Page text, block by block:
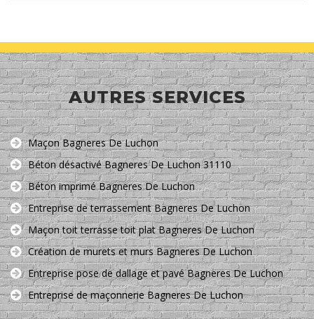
AUTRES SERVICES
Maçon Bagneres De Luchon
Béton désactivé Bagneres De Luchon 31110
Béton imprimé Bagneres De Luchon
Entreprise de terrassement Bagneres De Luchon
Maçon toit terrasse toit plat Bagneres De Luchon
Création de murets et murs Bagneres De Luchon
Entreprise pose de dallage et pavé Bagneres De Luchon
Entreprise de maçonnerie Bagneres De Luchon